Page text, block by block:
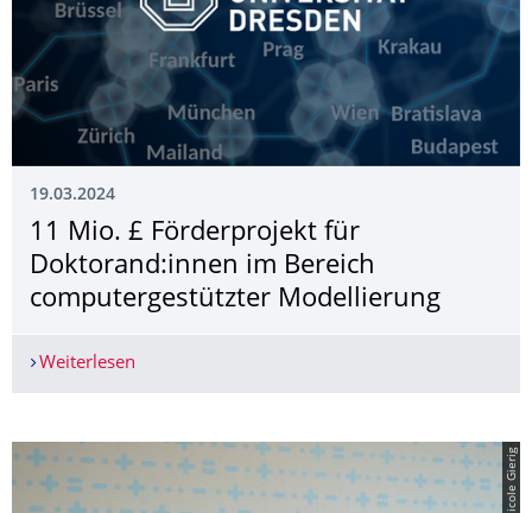
19.03.2024
11 Mio. £ Förderprojekt für
Doktorand:innen im Bereich
computergestützter Modellierung
Weiterlesen
© Nicole Gierig